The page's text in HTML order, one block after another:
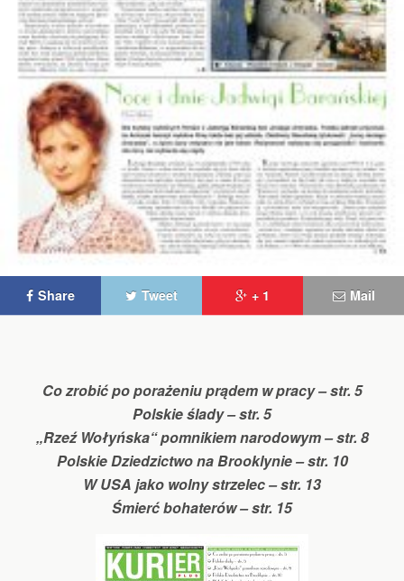
Share Tweet + 1 Mail
Co zrobić po porażeniu prądem w pracy – str. 5
Polskie ślady – str. 5
„Rzeź Wołyńska“ pomnikiem narodowym – str. 8
Polskie Dziedzictwo na Brooklynie – str. 10
W USA jako wolny strzelec – str. 13
Śmierć bohaterów – str. 15